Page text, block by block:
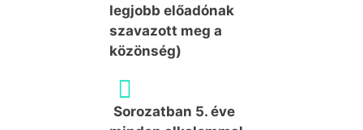
legjobb előadónak
szavazott meg a
közönség)
Sorozatban 5. éve